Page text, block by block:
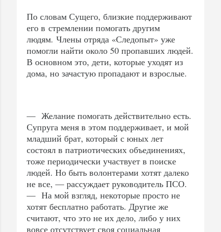
По словам Сущего, близкие поддерживают
его в стремлении помогать другим
людям. Члены отряда «Следопыт» уже
помогли найти около 50 пропавших людей.
В основном это, дети, которые уходят из
дома, но зачастую пропадают и взрослые.
— Желание помогать действительно есть.
Супруга меня в этом поддерживает, и мой
младший брат, который с юных лет
состоял в патриотических объединениях,
тоже периодически участвует в поиске
людей. Но быть волонтерами хотят далеко
не все, — рассуждает руководитель ПСО.
— На мой взгляд, некоторые просто не
хотят бесплатно работать. Другие же
считают, что это не их дело, либо у них
вовсе отсутствует своя социальная